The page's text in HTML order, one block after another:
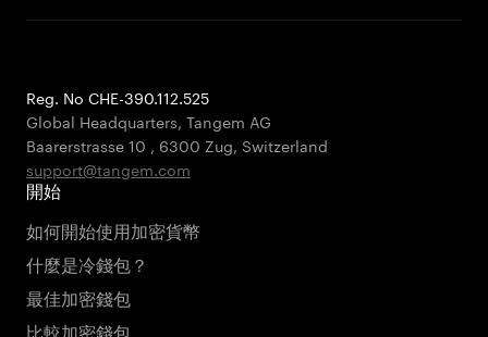
Reg. No CHE-390.112.525
Global Headquarters, Tangem AG
Baarerstrasse 10 , 6300 Zug, Switzerland
support@tangem.com
開始
如何開始使用加密貨幣
什麼是冷錢包？
最佳加密錢包
比較加密錢包